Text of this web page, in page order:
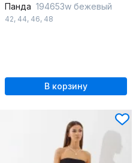
Панда 194653w бежевый
42, 44, 46, 48
В корзину